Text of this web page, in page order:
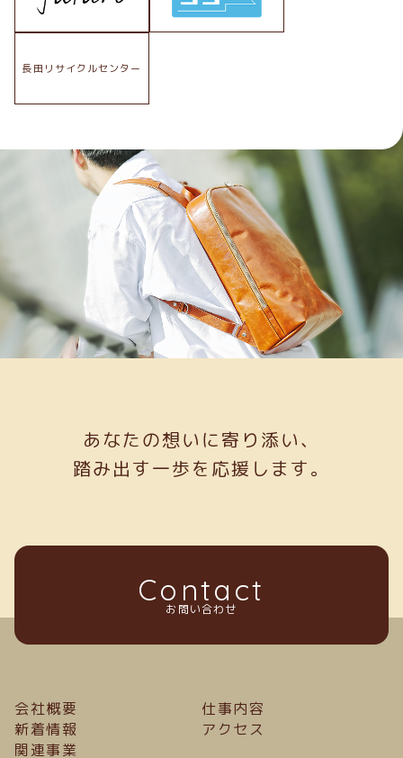
長田リサイクルセンター
あなたの想いに寄り添い、
踏み出す一歩を応援します。
Contact
お問い合わせ
会社概要
仕事内容
新着情報
アクセス
関連事業